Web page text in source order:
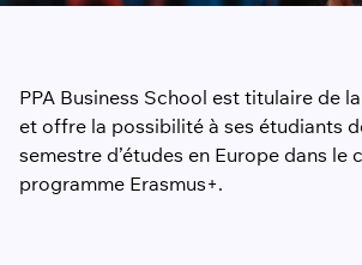
PPA Business School est titulaire de
et offre la possibilité à ses étudiants
semestre d’études en Europe dans le
programme Erasmus+.